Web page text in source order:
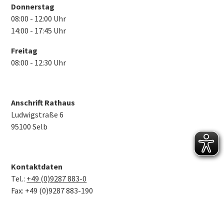
Donnerstag
08:00 - 12:00 Uhr
14:00 - 17:45 Uhr
Freitag
08:00 - 12:30 Uhr
Anschrift Rathaus
Ludwigstraße 6
95100 Selb
Kontaktdaten
Tel.: +49 (0)9287 883-0
Fax: +49 (0)9287 883-190